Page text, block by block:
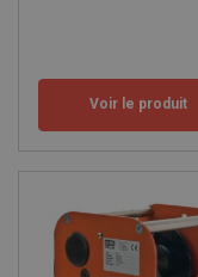
Voir le produit